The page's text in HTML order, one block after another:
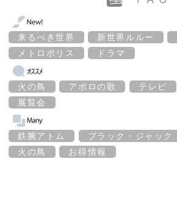
来るべき世界 新世界ルルー
メトロポリス
ドラマ
火の鳥 アポロの歌 テレビ
展覧会
鉄腕アトム ブラック・ジャック
火の鳥
お得情報